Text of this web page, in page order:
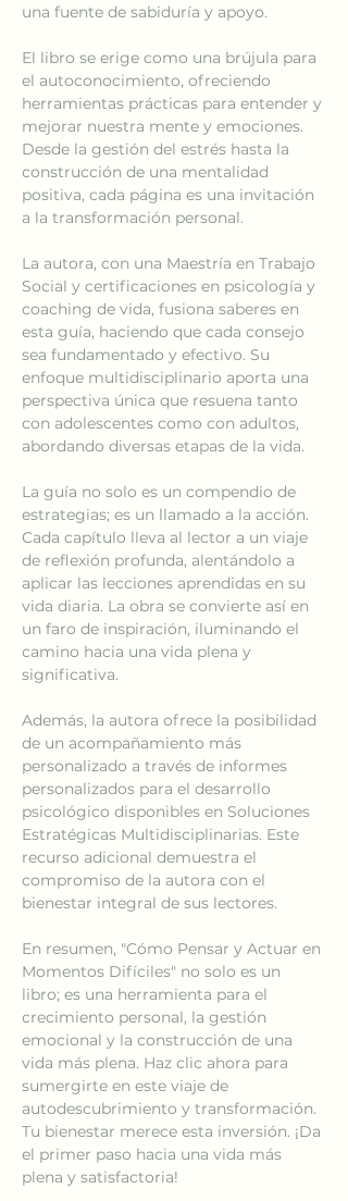
una fuente de sabiduría y apoyo.
El libro se erige como una brújula para
el autoconocimiento, ofreciendo
herramientas prácticas para entender y
mejorar nuestra mente y emociones.
Desde la gestión del estrés hasta la
construcción de una mentalidad
positiva, cada página es una invitación
a la transformación personal.
La autora, con una Maestría en Trabajo
Social y certificaciones en psicología y
coaching de vida, fusiona saberes en
esta guía, haciendo que cada consejo
sea fundamentado y efectivo. Su
enfoque multidisciplinario aporta una
perspectiva única que resuena tanto
con adolescentes como con adultos,
abordando diversas etapas de la vida.
La guía no solo es un compendio de
estrategias; es un llamado a la acción.
Cada capítulo lleva al lector a un viaje
de reflexión profunda, alentándolo a
aplicar las lecciones aprendidas en su
vida diaria. La obra se convierte así en
un faro de inspiración, iluminando el
camino hacia una vida plena y
significativa.
Además, la autora ofrece la posibilidad
de un acompañamiento más
personalizado a través de informes
personalizados para el desarrollo
psicológico disponibles en Soluciones
Estratégicas Multidisciplinarias. Este
recurso adicional demuestra el
compromiso de la autora con el
bienestar integral de sus lectores.
En resumen, "Cómo Pensar y Actuar en
Momentos Difíciles" no solo es un
libro; es una herramienta para el
crecimiento personal, la gestión
emocional y la construcción de una
vida más plena. Haz clic ahora para
sumergirte en este viaje de
autodescubrimiento y transformación.
Tu bienestar merece esta inversión. ¡Da
el primer paso hacia una vida más
plena y satisfactoria!